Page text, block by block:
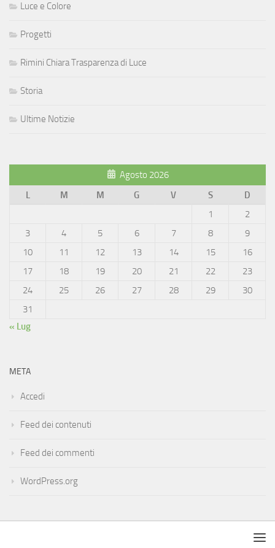
Luce e Colore
Progetti
Rimini Chiara Trasparenza di Luce
Storia
Ultime Notizie
Agosto 2026
L
M M G V S
D
1
2
3
4 5 6 7 8
9
10
11 12 13 14 15
16
17
18 19 20 21 22
23
24
25 26 27 28 29
30
31
« Lug
META
Accedi
Feed dei contenuti
Feed dei commenti
WordPress.org